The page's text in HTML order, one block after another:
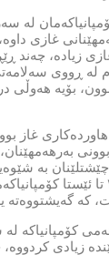
لە
غازی
زیادە، چەند
لە ڕووی
بۆیە
غاز
بە
هەروەها لە ساڵی ٢٠١٦ تا
گەیشتووەتە یەك
كۆمپانیاكە لە
هێندە زیادی